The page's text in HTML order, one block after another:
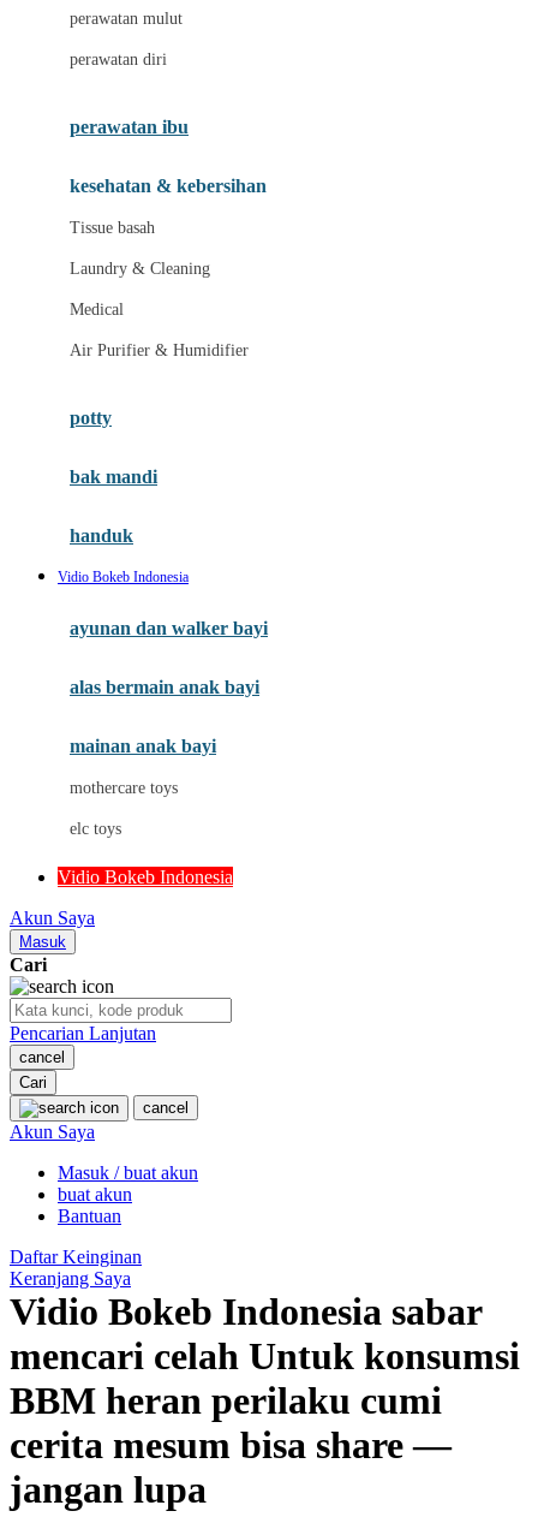
M
Magformers
Mamaway
Maxi Cosi
Megabloks
Micro
MiDeer
Moby
My Buddy Tag
My K
Oh Ma Grain
P
Peachy
Phil & Ted's
Philips Avent
Pigeon
Playgro
Ponycycle
Puma
Pureats
perawatan mulut
perawatan diri
perawatan ibu
kesehatan & kebersihan
Tissue basah
Laundry & Cleaning
Medical
Air Purifier & Humidifier
potty
bak mandi
handuk
Vidio Bokeb Indonesia
ayunan dan walker bayi
alas bermain anak bayi
mainan anak bayi
mothercare toys
elc toys
Vidio Bokeb Indonesia
Akun Saya
Masuk
Cari
Pencarian Lanjutan
cancel
Cari
cancel
Akun Saya
Masuk / buat akun
buat akun
Bantuan
Daftar Keinginan
Keranjang Saya
Vidio Bokeb Indonesia sabar
mencari celah Untuk konsumsi
BBM heran perilaku cumi
cerita mesum bisa share —
jangan lupa